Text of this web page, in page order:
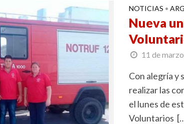
NOTICIAS •
Nueva
11 de
Con alegría y
realizar las
el lunes de
Voluntarios